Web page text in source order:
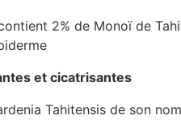
2% de Monoï de
et cicatrisantes
Tahitensis de son